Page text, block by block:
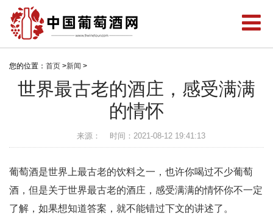
您的位置： 首页 >新闻 >
世界最古老的酒庄，感受满满
的情怀
来源： 时间：2021-08-12 19:41:13
葡萄酒是世界上最古老的饮料之一，也许你喝过不少葡萄
酒，但是关于世界最古老的酒庄，感受满满的情怀你不一定
了解，如果想知道答案，就不能错过下文的讲述了。